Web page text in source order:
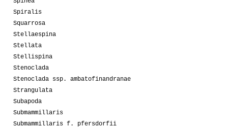
Spiralis
Squarrosa
Stellaespina
Stellata
Stellispina
Stenoclada
Stenoclada ssp. ambatofinandranae
Strangulata
Subapoda
Submammillaris
Submammillaris f. pfersdorfii